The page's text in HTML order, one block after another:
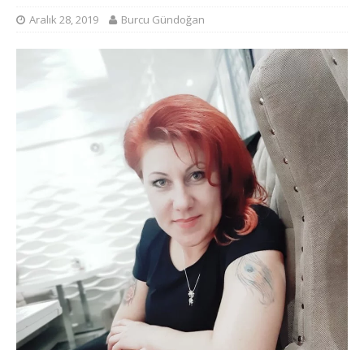
Aralık 28, 2019 Burcu Gündoğan